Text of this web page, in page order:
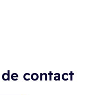
contact